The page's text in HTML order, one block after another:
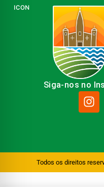
Siga-nos no
Todos os direitos